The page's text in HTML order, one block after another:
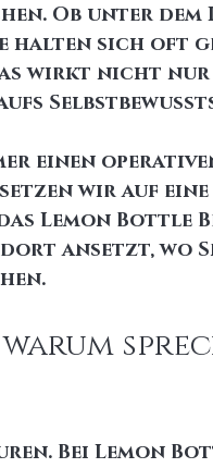
Ob unter dem
halten sich oft
wirkt nicht
einen
setzen wir auf eine
Lemon Bottle
dort ansetzt, wo
Bei Lemon